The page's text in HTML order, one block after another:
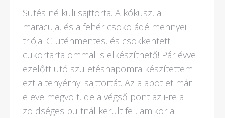
Sütés nélküli sajttorta. A kókusz, a
maracuja, és a fehér csokoládé mennyei
triója! Gluténmentes, és csökkentett
cukortartalommal is elkészíthető! Pár évvel
ezelőtt utó születésnapomra készítettem
ezt a tenyérnyi sajttortát. Az alapötlet már
eleve megvolt, de a végső pont az i-re a
zöldséges pultnál került fel, amikor a